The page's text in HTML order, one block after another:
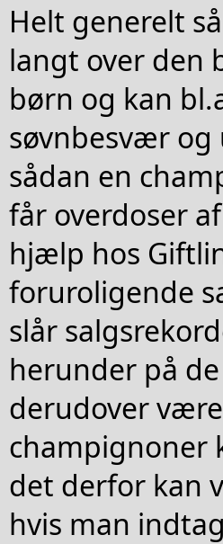
Helt generelt
langt over den
børn og kan
søvnbesvær og
sådan en
får overdoser
hjælp hos
foruroligende
slår
herunder på
derudover
champignoner
det derfor kan
hvis man